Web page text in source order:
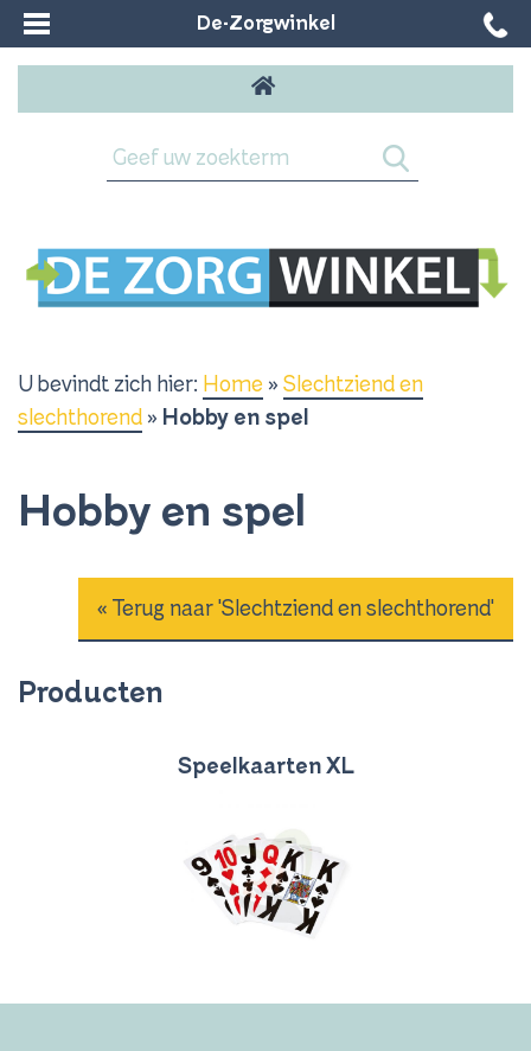
De-Zorgwinkel
U bevindt zich hier: Home » Slechtziend en
slechthorend » Hobby en spel
Hobby en spel
« Terug naar 'Slechtziend en slechthorend'
Producten
Speelkaarten XL